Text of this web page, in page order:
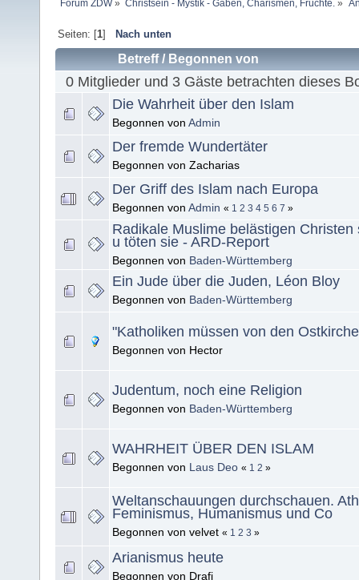
Forum ZDW» Christsein - Mystik - Gaben, Charismen, Früchte. »
Seiten: [1] Nach unten
Betreff/ Begonnen von
0 Mitglieder und 3 Gäste betrachten dieses
Die Wahrheit über den Islam
Begonnen von Admin
Der fremde Wundertäter
Begonnen von Zacharias
Der Griff des Islam nach Europa
Begonnen von Admin « 1 2 3 4 5 6 7 »
Radikale Muslime belästigen Christen
u töten sie - ARD-Report
Begonnen von Baden-Württemberg
Ein Jude über die Juden, Léon Bloy
Begonnen von Baden-Württemberg
"Katholiken müssen von den
Begonnen von Hector
Judentum, noch eine Religion
Begonnen von Baden-Württemberg
WAHRHEIT ÜBER DEN ISLAM
Begonnen von Laus Deo « 1 2 »
Weltanschauungen durchschauen.
Feminismus, Humanismus und Co
Begonnen von velvet « 1 2 3 »
Arianismus heute
Begonnen von Drafi